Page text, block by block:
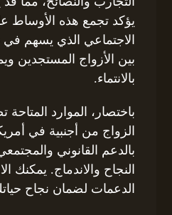
يؤكد تجمع هذه الأوساط
الاجتماعي الذي يسهم في
بين الأزواج المستجدين
بالانتماء.
باختصار، الموارد
الزواج من أجنبية في
بالدعم القانوني
النجاح والاندماج. يمكنك
الدعمات لضمان نجاح